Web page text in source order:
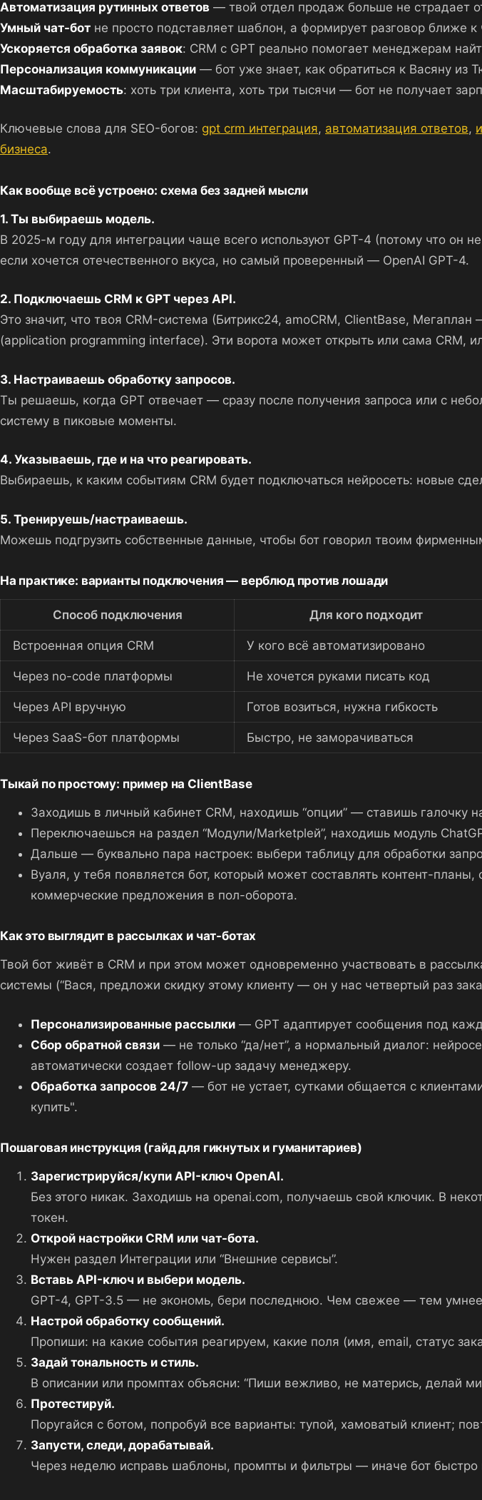
Автоматизация рутинных ответов — твой отдел продаж больше не страдает
Умный чат-бот не просто подставляет шаблон, а формирует разговор ближе к
Ускоряется обработка заявок: CRM с GPT реально помогает менеджерам
Персонализация коммуникации — бот уже знает, как обратиться к Васяну из
Масштабируемость: хоть три клиента, хоть три тысячи — бот не получает
Ключевые слова для SEO-богов: gpt crm интеграция, автоматизация ответов,
бизнеса.
Как вообще всё устроено: схема без задней мысли
1. Ты выбираешь модель.
В 2025-м году для интеграции чаще всего используют GPT-4 (потому что он
если хочется отечественного вкуса, но самый проверенный — OpenAI GPT-4.
2. Подключаешь CRM к GPT через API.
Это значит, что твоя CRM-система (Битрикс24, amoCRM, ClientBase,
(application programming interface). Эти ворота может открыть или сама CRM,
3. Настраиваешь обработку запросов.
Ты решаешь, когда GPT отвечает — сразу после получения запроса или с
систему в пиковые моменты.
4. Указываешь, где и на что реагировать.
Выбираешь, к каким событиям CRM будет подключаться нейросеть: новые
5. Тренируешь/настраиваешь.
Можешь подгрузить собственные данные, чтобы бот говорил твоим
На практике: варианты подключения — верблюд против лошади
Способ подключения Для кого подходит
Встроенная опция CRM У кого всё автоматизировано
Через no-code платформы Не хочется руками писать код
Через API вручную Готов возиться, нужна гибкость
Через SaaS-бот платформы Быстро, не заморачиваться
Тыкай по простому: пример на ClientBase
Заходишь в личный кабинет CRM, находишь “опции” — ставишь галочку
Переключаешься на раздел “Модули/Marketplей”, находишь модуль
Дальше — буквально пара настроек: выбери таблицу для обработки
Вуаля, у тебя появляется бот, который может составлять контент-
коммерческие предложения в пол-оборота.
Как это выглядит в рассылках и чат-ботах
Твой бот живёт в CRM и при этом может одновременно участвовать в
системы (“Вася, предложи скидку этому клиенту — он у нас четвертый раз
Персонализированные рассылки— GPT адаптирует сообщения под
Сбор обратной связи— не только “да/нет”, а нормальный диалог:
автоматически создает follow-up задачу менеджеру.
Обработка запросов 24/7— бот не устает, сутками общается с
купить".
Пошаговая инструкция (гайд для гикнутых и гуманитариев)
Зарегистрируйся/купи API-ключ OpenAI.
Без этого никак. Заходишь на openai.com, получаешь свой ключик. В
токен.
Открой настройки CRM или чат-бота.
Нужен раздел Интеграции или “Внешние сервисы”.
Вставь API-ключ и выбери модель.
GPT-4, GPT-3.5 — не экономь, бери последнюю. Чем свежее — тем
Настрой обработку сообщений.
Пропиши: на какие события реагируем, какие поля (имя, email, статус
Задай тональность и стиль.
В описании или промптах объясни: “Пиши вежливо, не матерись, делай
Протестируй.
Поругайся с ботом, попробуй все варианты: тупой, хамоватый клиент;
Запусти, следи, дорабатывай.
Через неделю исправь шаблоны, промпты и фильтры — иначе бот быстро